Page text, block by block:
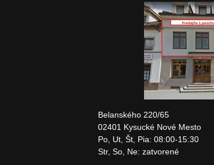
Belanského 220/65
02401 Kysucké Nové Mesto
Po, Ut, Št, Pia: 08:00-15:30
Str, So, Ne: zatvorené